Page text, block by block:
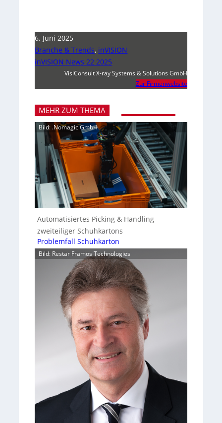
6. Juni 2025
Branche & Trends, inVISION
inVISION News 22 2025
VisiConsult X-ray Systems & Solutions GmbH
Zur Firmenwebsite
MEHR ZUM THEMA
Bild: .Nomagic GmbH
Automatisiertes Picking & Handling
zweiteiliger Schuhkartons
Problemfall Schuhkarton
Bild: Restar Framos Technologies